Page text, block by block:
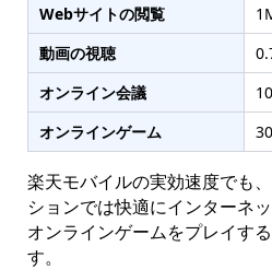
Webサイトの閲覧
動画の視聴
オンライン会議
オンラインゲーム
楽天モバイルの実効速度でも
ションでは快適にインターネ
オンラインゲームをプレイす
す。